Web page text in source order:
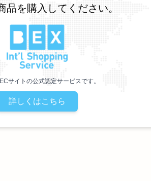
品を購入してください。
サイトの公式認定サービスです。
詳しくはこちら